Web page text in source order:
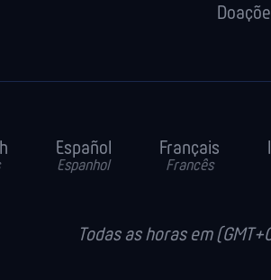
Español
Espanhol
Français
Francês
Todas as horas em